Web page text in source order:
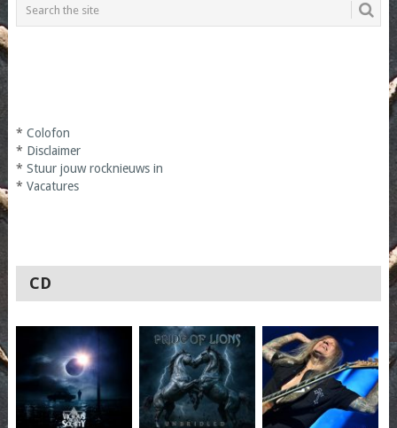
* Colofon
* Disclaimer
* Stuur jouw rocknieuws in
* Vacatures
CD